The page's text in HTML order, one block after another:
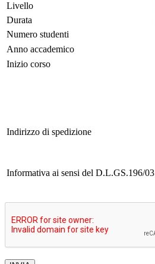
Livello
Durata
Numero studenti
Anno accademico
Inizio corso
Indirizzo di spedizione
Informativa ai sensi del D.L.GS.196/03